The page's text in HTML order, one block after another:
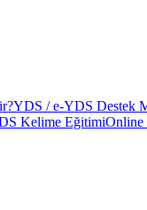
YDS / e-YDS Destek
Kelime EğitimiOnline